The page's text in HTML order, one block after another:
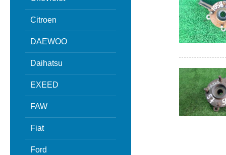
Citroen
DAEWOO
Daihatsu
EXEED
FAW
Fiat
Ford